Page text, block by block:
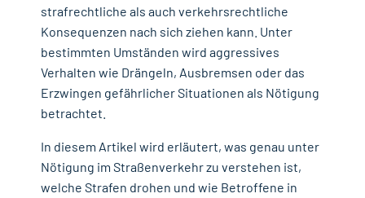
strafrechtliche als auch verkehrsrechtliche
Konsequenzen nach sich ziehen kann. Unter
bestimmten Umständen wird aggressives
Verhalten wie Drängeln, Ausbremsen oder das
Erzwingen gefährlicher Situationen als Nötigung
betrachtet.
In diesem Artikel wird erläutert, was genau unter
Nötigung im Straßenverkehr zu verstehen ist,
welche Strafen drohen und wie Betroffene in